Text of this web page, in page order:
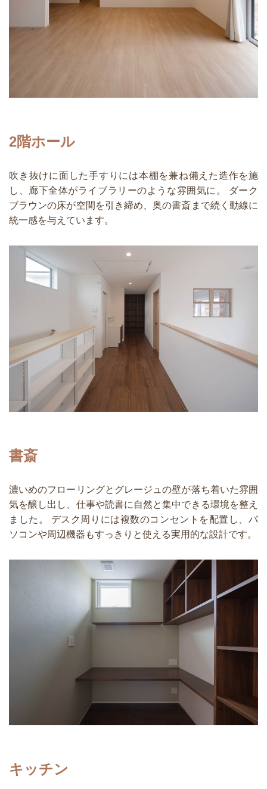
2階ホール
吹き抜けに面した手すりには本棚を兼ね備えた造作を施
し、廊下全体がライブラリーのような雰囲気に。 ダーク
ブラウンの床が空間を引き締め、奥の書斎まで続く動線に
統一感を与えています。
書斎
濃いめのフローリングとグレージュの壁が落ち着いた雰囲
気を醸し出し、仕事や読書に自然と集中できる環境を整え
ました。 デスク周りには複数のコンセントを配置し、パ
ソコンや周辺機器もすっきりと使える実用的な設計です。
キッチン